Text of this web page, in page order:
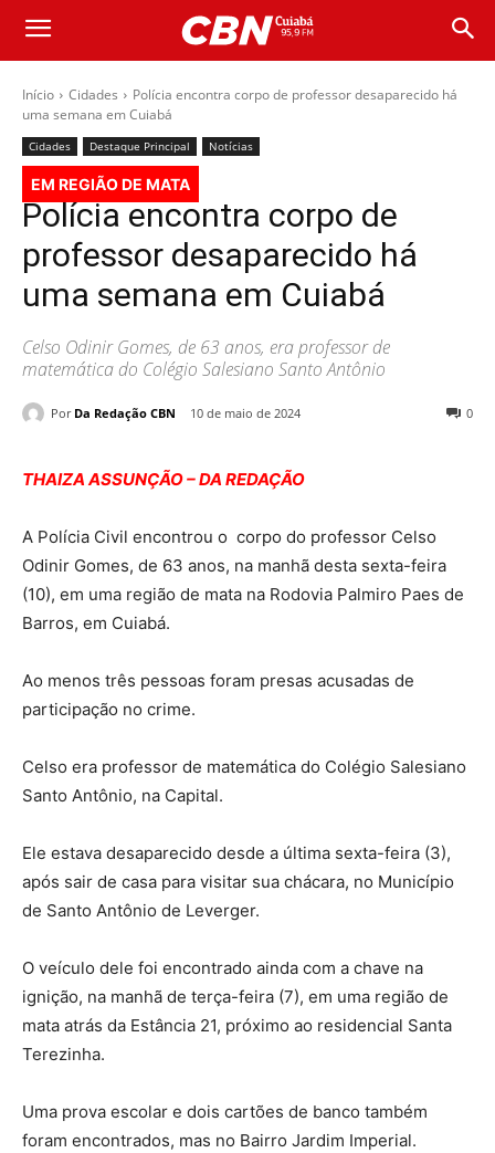
Início Cidades
Polícia encontra corpo de professor desaparecido há
uma semana em Cuiabá
Cidades Destaque Principal Notícias
EM REGIÃO DE MATA
Polícia encontra corpo de
professor desaparecido há
uma semana em Cuiabá
Celso Odinir Gomes, de 63 anos, era professor de
matemática do Colégio Salesiano Santo Antônio
Por Da Redação CBN 10 de maio de 2024 0
THAIZA ASSUNÇÃO – DA REDAÇÃO
A Polícia Civil encontrou o corpo do professor Celso
Odinir Gomes, de 63 anos, na manhã desta sexta-feira
(10), em uma região de mata na Rodovia Palmiro Paes de
Barros, em Cuiabá.
Ao menos três pessoas foram presas acusadas de
participação no crime.
Celso era professor de matemática do Colégio Salesiano
Santo Antônio, na Capital.
Ele estava desaparecido desde a última sexta-feira (3),
após sair de casa para visitar sua chácara, no Município
de Santo Antônio de Leverger.
O veículo dele foi encontrado ainda com a chave na
ignição, na manhã de terça-feira (7), em uma região de
mata atrás da Estância 21, próximo ao residencial Santa
Terezinha.
Uma prova escolar e dois cartões de banco também
foram encontrados, mas no Bairro Jardim Imperial.